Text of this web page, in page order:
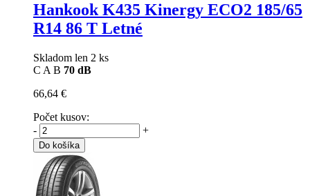
Hankook K435 Kinergy ECO2 185/65
R14 86 T Letné
Skladom len 2 ks
C A B 70 dB
66,64 €
Počet kusov:
-
+
Do košíka